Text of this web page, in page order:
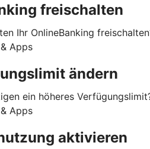
freischalten
Ihr OnlineBanking
Apps
ändern
ein höheres
Apps
aktivieren